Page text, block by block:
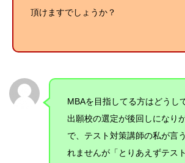
頂けますでしょうか？
MBAを目指してる方はどうし
出願校の選定が後回しになり
で、テスト対策講師の私が言
れませんが「とりあえずテス